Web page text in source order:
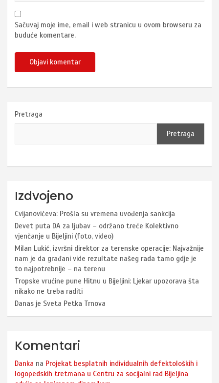
Sačuvaj moje ime, email i web stranicu u ovom browseru za
buduće komentare.
Pretraga
Pretraga
Izdvojeno
Cvijanovićeva: Prošla su vremena uvođenja sankcija
Devet puta DA za ljubav – održano treće Kolektivno
vjenčanje u Bijeljini (foto, video)
Milan Lukić, izvršni direktor za terenske operacije: Najvažnije
nam je da građani vide rezultate našeg rada tamo gdje je
to najpotrebnije – na terenu
Tropske vrućine pune Hitnu u Bijeljini: Ljekar upozorava šta
nikako ne treba raditi
Danas je Sveta Petka Trnova
Komentari
Danka na Projekat besplatnih individualnih defektoloških i
logopedskih tretmana u Centru za socijalni rad Bijeljina